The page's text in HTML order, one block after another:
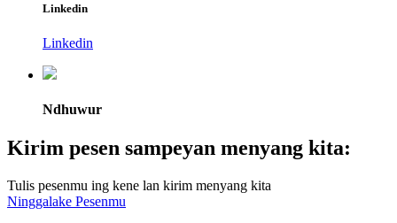
Linkedin
Linkedin
Ndhuwur
Kirim pesen sampeyan menyang kita:
Tulis pesenmu ing kene lan kirim menyang kita
Ninggalake Pesenmu